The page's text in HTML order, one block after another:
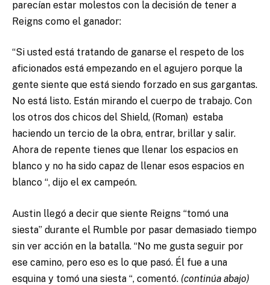
parecían estar molestos con la decisión de tener a
Reigns como el ganador:
“Si usted está tratando de ganarse el respeto de los
aficionados está empezando en el agujero porque la
gente siente que está siendo forzado en sus gargantas.
No está listo. Están mirando el cuerpo de trabajo. Con
los otros dos chicos del Shield, (Roman) estaba
haciendo un tercio de la obra, entrar, brillar y salir.
Ahora de repente tienes que llenar los espacios en
blanco y no ha sido capaz de llenar esos espacios en
blanco “, dijo el ex campeón.
Austin llegó a decir que siente Reigns “tomó una
siesta” durante el Rumble por pasar demasiado tiempo
sin ver acción en la batalla. “No me gusta seguir por
ese camino, pero eso es lo que pasó. Él fue a una
esquina y tomó una siesta “, comentó. (continúa abajo)